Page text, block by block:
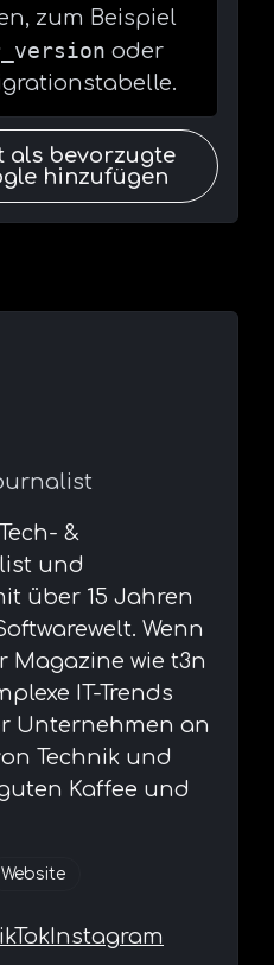
zum Beispiel
oder
als bevorzugte
hinzufügen
&
und
über 15 Jahren
Wenn
Magazine wie t3n
IT-Trends
Unternehmen an
Technik und
Kaffee und
Website
Instagram